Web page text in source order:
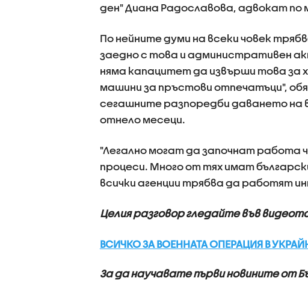
ден" Диана Радославова, адвокат
По нейните думи на всеки човек
заедно с това и административен
няма капацитет да извърши това за
машини за пръстови отпечатъци",
сегашните разпоредби даването на
отнело месеци.
"Легално могат да започнат работа
процеси. Много от тях имат
всички агенции трябва да работят
Целия разговор гледайте във
ВСИЧКО ЗА ВОЕННАТА ОПЕРАЦИЯ В
За да научавате първи новините от